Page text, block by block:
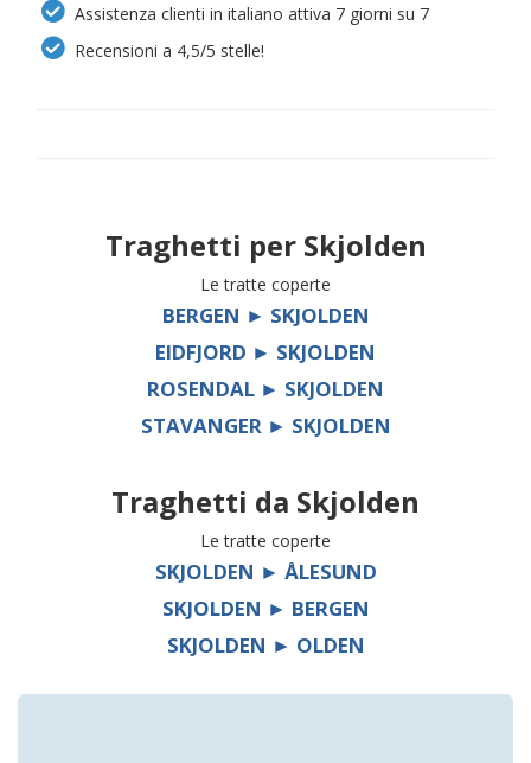
Assistenza clienti in italiano attiva 7 giorni su 7
Recensioni a 4,5/5 stelle!
Traghetti per Skjolden
Le tratte coperte
BERGEN ► SKJOLDEN
EIDFJORD ► SKJOLDEN
ROSENDAL ► SKJOLDEN
STAVANGER ► SKJOLDEN
Traghetti da Skjolden
Le tratte coperte
SKJOLDEN ► ÅLESUND
SKJOLDEN ► BERGEN
SKJOLDEN ► OLDEN